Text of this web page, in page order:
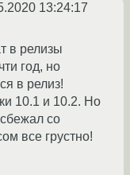
13:24:17
в релизы
год, но
в релиз!
10.1 и 10.2. Но
со
все грустно!